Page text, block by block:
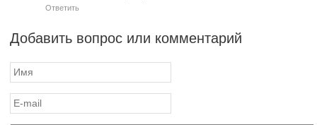
Ответить
Добавить вопрос или комментарий